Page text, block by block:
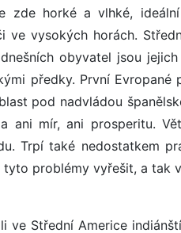
zde horké a vlhké,
ve vysokých horách.
obyvatel jsou
předky. První
pod nadvládou
ani mír, ani prosperitu.
Trpí také nedostatkem
problémy vyřešit, a tak
ve Střední Americe